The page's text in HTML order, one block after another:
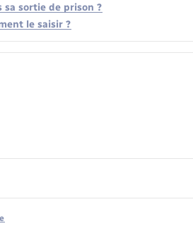
sortie de prison ?
le saisir ?